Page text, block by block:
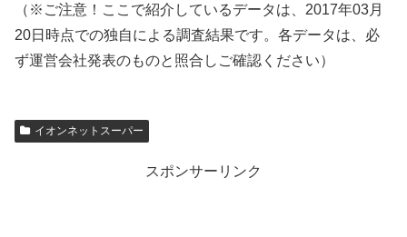
（※ご注意！ここで紹介しているデータは、2017年03月
20日時点での独自による調査結果です。各データは、必
ず運営会社発表のものと照合しご確認ください）
イオンネットスーパー
スポンサーリンク